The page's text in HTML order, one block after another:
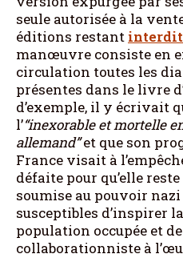
seule autorisée à la
éditions restant
manœuvre consiste en
circulation toutes les
présentes dans le livre
d’exemple, il y écrivait
l’“inexorable et mortelle
allemand”et que son
France visait à
défaite pour qu’elle
soumise au pouvoir
susceptibles d’inspirer
population occupée et
collaborationniste à